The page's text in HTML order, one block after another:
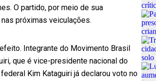
O partido, por meio de sua
próximas veiculações.
Integrante do Movimento Brasil
que é vice-presidente nacional do
Kim Kataguiri já declarou voto no